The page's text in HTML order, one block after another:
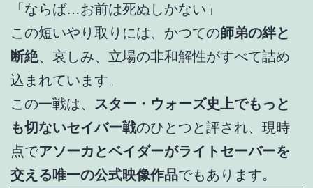
「ならば…お前は死ぬしかない」
この短いやり取りには、かつての師弟の絆と
断絶、哀しみ、立場の非和解性がすべて詰め
込まれています。
この一戦は、 スター・ウォーズ史上でもっと
も切ないセイバー戦のひとつと評され、現時
点でアソーカとベイダーがライトセーバーを
交える唯一の公式映像作品でもあります。